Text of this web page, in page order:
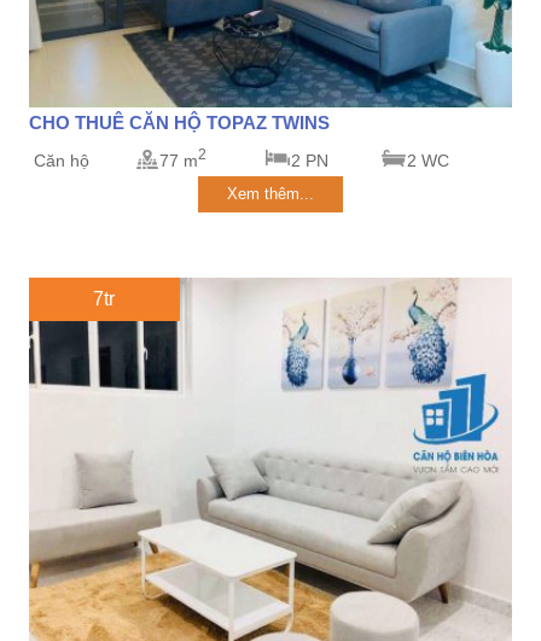
CHO THUÊ CĂN HỘ TOPAZ TWINS
Căn hộ 77 m2 2 PN 2 WC
Xem thêm...
7tr